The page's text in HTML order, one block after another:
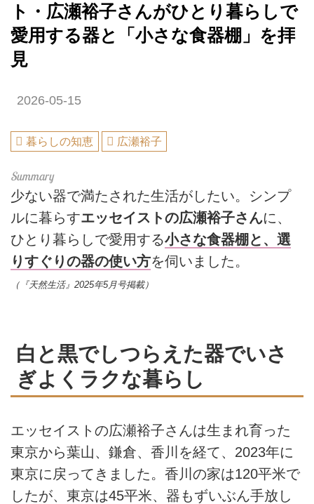
ト・広瀬裕子さんがひとり暮らしで
愛用する器と「小さな食器棚」を拝
見
2026-05-15
暮らしの知恵 広瀬裕子
少ない器で満たされた生活がしたい。シンプ
ルに暮らすエッセイストの広瀬裕子さんに、
ひとり暮らしで愛用する小さな食器棚と、選
りすぐりの器の使い方を伺いました。
（『天然生活』2025年5月号掲載）
白と黒でしつらえた器でいさ
ぎよくラクな暮らし
エッセイストの広瀬裕子さんは生まれ育った
東京から葉山、鎌倉、香川を経て、2023年に
東京に戻ってきました。香川の家は120平米で
したが、東京は45平米、器もずいぶん手放し